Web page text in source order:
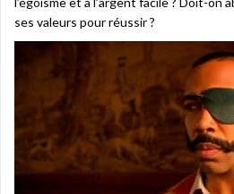
ses valeurs pour réussir ?